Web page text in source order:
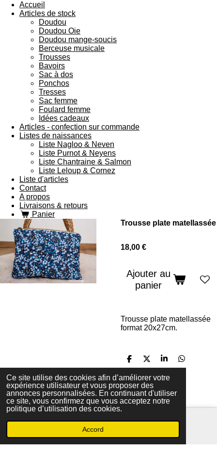
Ce site utilise des cookies afin d’améliorer votre
expérience utilisateur et vous proposer des
annonces personnalisées. En continuant d'utiliser
ce site, vous confirmez que vous acceptez notre
politique d’utilisation des cookies.
Accord
Accueil
Articles de stock
Doudou
Doudou Oie
Doudou mange-soucis
Berceuse musicale
Trousses
Bavoirs
Sac à dos
Ponchos
Tresses
Sac femme
Foulard femme
Idées cadeaux
Articles - confection sur commande
Listes de naissances
Liste Nagloo & Neven
Liste Purnot & Neyens
Liste Chantraine & Salmon
Liste Leloup & Cornez
Liste d'articles
Contact
A propos
Livraisons & retours
Panier
Trousse plate matellassée
18,00 €
Ajouter au
panier
Trousse plate matellassée
format 20x27cm.
P
a
r
t
a
g
P
a
r
t
a
g
P
a
r
a
g
P
a
© 2023 - 2026 Filentrop
Propulsé parWebador
Téléphone